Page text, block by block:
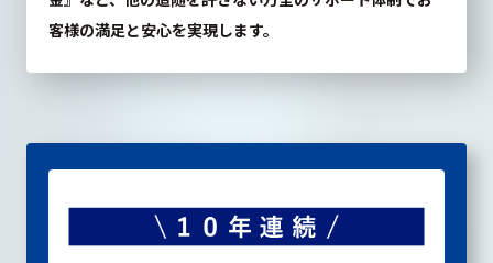
客様の満足と安心を実現します。